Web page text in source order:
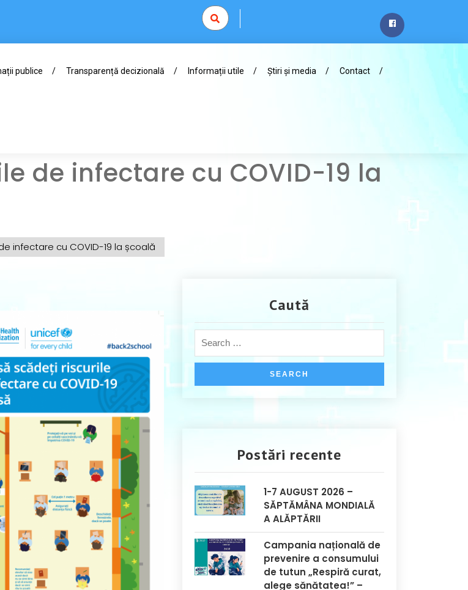
publice Transparență decizională Informații utile Știri și media Contact
de infectare cu COVID-19 la
infectare cu COVID-19 la școală
Caută
Postări recente
1-7 AUGUST 2026 –
SĂPTĂMÂNA MONDIALĂ
A ALĂPTĂRII
Campania națională de
prevenire a consumului
de tutun „Respiră curat,
alege sănătatea!” –